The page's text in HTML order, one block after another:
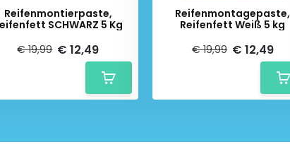
Reifenmontierpaste,
SCHWARZ 5 Kg
€ 19,99 € 12,49
Reifenmontagepaste,
Reifenfett Weiß 5 kg
€ 19,99 € 12,49